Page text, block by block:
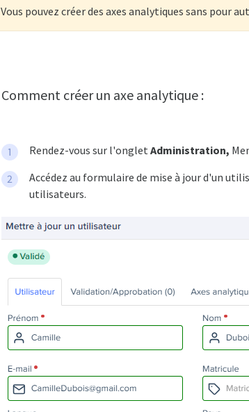
Vous pouvez créer des axes analytiques sans pour
Comment créer un axe analytique :
Rendez-vous sur l'onglet Administration,
Accédez au formulaire de mise à jour d'un
utilisateurs.